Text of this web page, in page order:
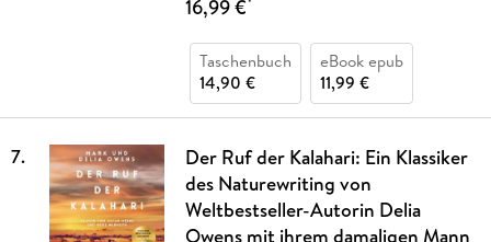
16,99 €*
Taschenbuch
14,90 €
eBook epub
11,99 €
7.
Der Ruf der Kalahari: Ein Klassiker
des Naturewriting von
Weltbestseller-Autorin Delia
Owens mit ihrem damaligen Mann